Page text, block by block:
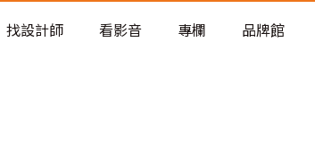
老屋預算分配與高 CP 值煥新術
找設計師 看影音 專欄 品牌館